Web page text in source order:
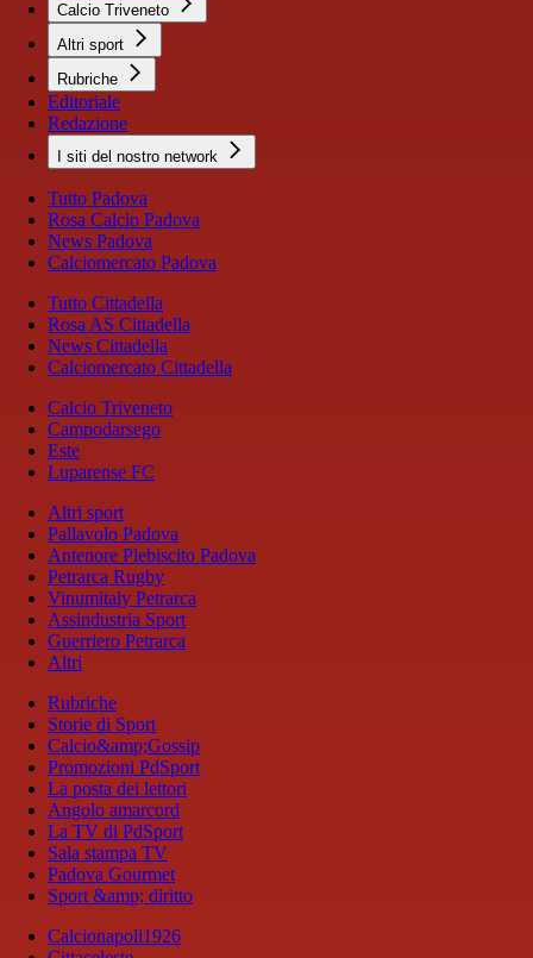
Calcio Triveneto
Altri sport
Rubriche
Editoriale
Redazione
I siti del nostro network
Tutto Padova
Rosa Calcio Padova
News Padova
Calciomercato Padova
Tutto Cittadella
Rosa AS Cittadella
News Cittadella
Calciomercato Cittadella
Calcio Triveneto
Campodarsego
Este
Luparense FC
Altri sport
Pallavolo Padova
Antenore Plebiscito Padova
Petrarca Rugby
Vinumitaly Petrarca
Assindustria Sport
Guerriero Petrarca
Altri
Rubriche
Storie di Sport
Calcio&amp;Gossip
Promozioni PdSport
La posta dei lettori
Angolo amarcord
La TV di PdSport
Sala stampa TV
Padova Gourmet
Sport &amp; diritto
Calcionapoli1926